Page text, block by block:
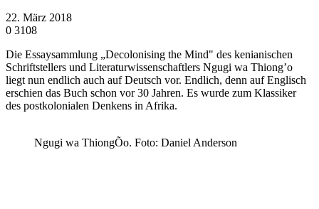
22. März 2018
0 3108
Die Essaysammlung „Decolonising the Mind" des kenianischen
Schriftstellers und Literaturwissenschaftlers Ngugi wa Thiong’o
liegt nun endlich auch auf Deutsch vor. Endlich, denn auf Englisch
erschien das Buch schon vor 30 Jahren. Es wurde zum Klassiker
des postkolonialen Denkens in Afrika.
Ngugi wa ThiongÕo. Foto: Daniel Anderson